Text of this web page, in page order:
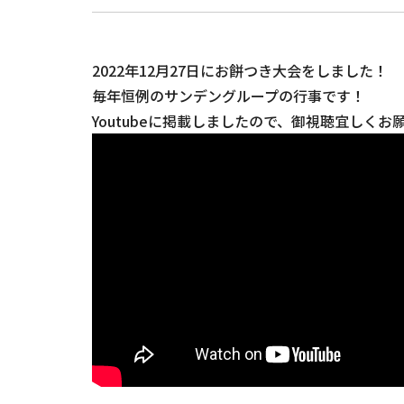
2022年12月27日にお餅つき大会をしました！
毎年恒例のサンデングループの行事です！
Youtubeに掲載しましたので、御視聴宜しくお願